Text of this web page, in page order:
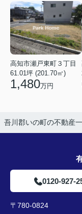
高知市瀬戸東町３丁目
61.01坪 (201.70㎡)
1,480万円
吾川郡いの町の不動産
0120-927-
〒780-0824